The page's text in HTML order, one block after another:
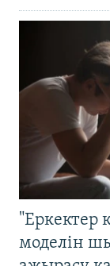
"Еркектер
моделін